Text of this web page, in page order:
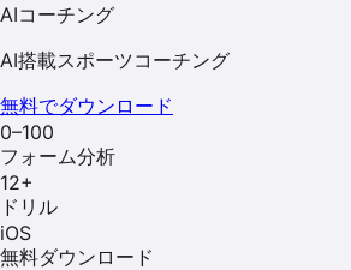
AIコーチング
AI搭載スポーツコーチング
無料でダウンロード
0–100
フォーム分析
12+
ドリル
iOS
無料ダウンロード